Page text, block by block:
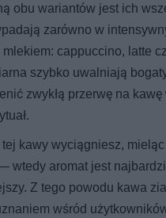
obu wariantów jest ich
zarówno w
cappuccino, latte
szybko uwalniają
zwykłą przerwę na
kawy wyciągniesz,
wtedy aromat jest
Z tego powodu kawa
wśród